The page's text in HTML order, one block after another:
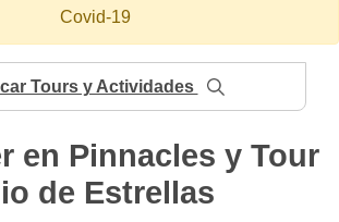
Covid-19
Tours y Actividades
en Pinnacles y Tour
de Estrellas